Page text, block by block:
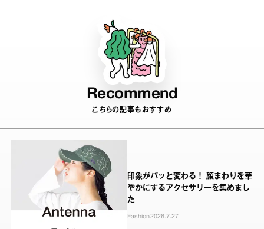
Recommend
こちらの記事もおすすめ
印象がパッと変わる！ 顔まわりを華
やかにするアクセサリーを集めまし
た
Fashion2026.7.27